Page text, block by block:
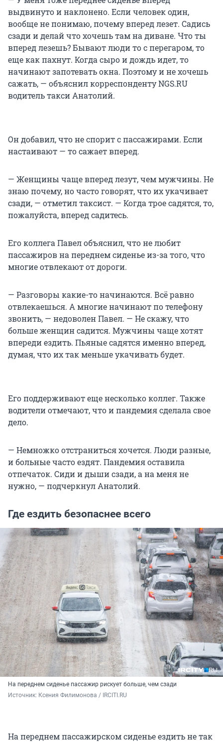
выдвинуто и наклонено. Если человек один,
вообще не понимаю, почему вперед лезет. Садись
сзади и делай что хочешь там на диване. Что ты
вперед лезешь? Бывают люди то с перегаром, то
еще как пахнут. Когда сыро и дождь идет, то
начинают запотевать окна. Поэтому и не хочешь
сажать, — объяснил корреспонденту NGS.RU
водитель такси Анатолий.
Он добавил, что не спорит с пассажирами. Если
настаивают — то сажает вперед.
— Женщины чаще вперед лезут, чем мужчины. Не
знаю почему, но часто говорят, что их укачивает
сзади, — отметил таксист. — Когда трое садятся, то,
пожалуйста, вперед садитесь.
Его коллега Павел объяснил, что не любит
пассажиров на переднем сиденье из-за того, что
многие отвлекают от дороги.
— Разговоры какие-то начинаются. Всё равно
отвлекаешься. А многие начинают по телефону
звонить, — недоволен Павел. — Не скажу, что
больше женщин садится. Мужчины чаще хотят
впереди ездить. Пьяные садятся именно вперед,
думая, что их так меньше укачивать будет.
Его поддерживают еще несколько коллег. Также
водители отмечают, что и пандемия сделала свое
дело.
— Немножко отстраниться хочется. Люди разные,
и больные часто ездят. Пандемия оставила
отпечаток. Сиди и дыши сзади, а на меня не
нужно, — подчеркнул Анатолий.
Где ездить безопаснее всего
На переднем сиденье пассажир рискует больше, чем сзади
Источник: Ксения Филимонова / IRCITI.RU
На переднем пассажирском сиденье ездить не так